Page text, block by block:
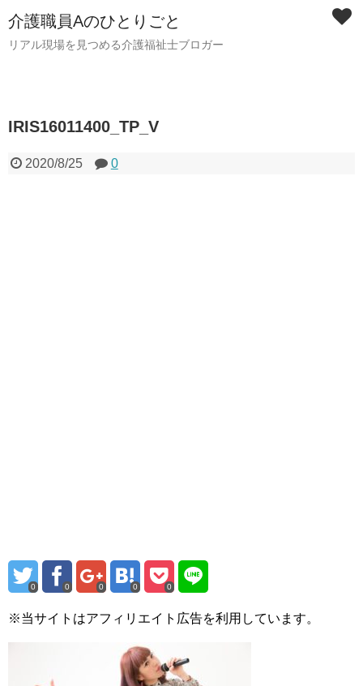
介護職員Aのひとりごと
リアル現場を見つめる介護福祉士ブロガー
IRIS16011400_TP_V
2020/8/25 0
0 0 0 0 0
※当サイトはアフィリエイト広告を利用しています。